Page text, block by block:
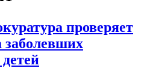
проверяет
заболевших